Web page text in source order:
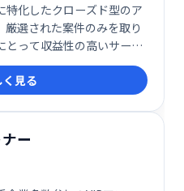
特化したクローズド型のア
厳選された案件のみを取り
とって収益性の高いサービ
なアフィリエイターから初
って、安定した収益を目
ます。
見る
ー